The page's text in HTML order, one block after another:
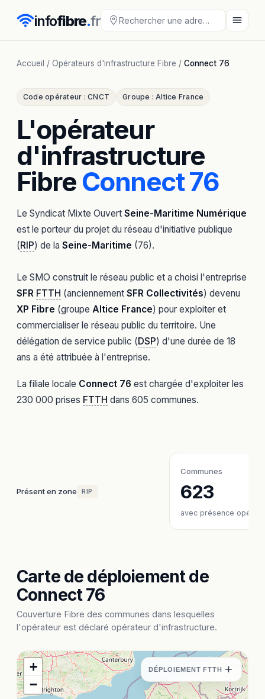
infofibre.fr
Accueil / Opérateurs d'infrastructure Fibre / Connect 76
Code opérateur : CNCT Groupe : Altice France
L'opérateur
d'infrastructure
Fibre Connect 76
Le Syndicat Mixte Ouvert Seine-Maritime Numérique
est le porteur du projet du réseau d'initiative publique
(RIP) de la Seine-Maritime (76).
Le SMO construit le réseau public et a choisi l'entreprise
SFR FTTH (anciennement SFR Collectivités) devenu
XP Fibre (groupe Altice France) pour exploiter et
commercialiser le réseau public du territoire. Une
délégation de service public (DSP) d'une durée de 18
ans a été attribuée à l'entreprise.
La filiale locale Connect 76 est chargée d'exploiter les
230 000 prises FTTH dans 605 communes.
Présent en zone RIP
Communes
623
avec présence
Carte de déploiement de
Connect 76
Couverture Fibre des communes dans lesquelles
l'opérateur est déclaré opérateur d'infrastructure.
+
−
DÉPLOIEMENT FTTH +